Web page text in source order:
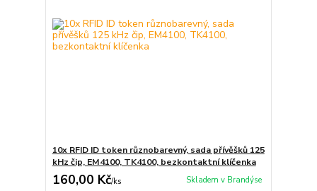
10x RFID ID token různobarevný, sada přívěšků 125
kHz čip, EM4100, TK4100, bezkontaktní klíčenka
160,00 Kč/ks Skladem v Brandýse